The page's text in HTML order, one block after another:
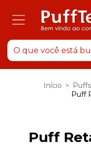
Início >
Puff
Puff